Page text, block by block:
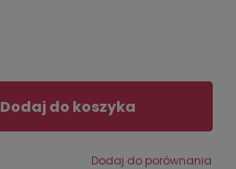
Dodaj do koszyka
Dodaj do porównania